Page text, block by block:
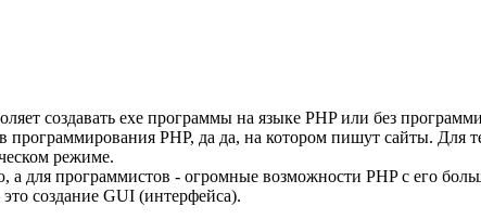
создавать exe программы на языке PHP или без
PHP, да да, на котором пишут сайты. Для
режиме.
для программистов - огромные возможности PHP с его
создание GUI (интерфейса).